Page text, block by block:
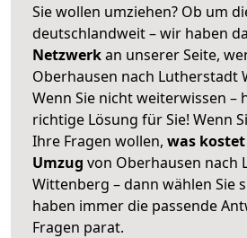
Sie wollen umziehen? Ob um
deutschlandweit – wir haben
Netzwerkan unserer Seite,
Oberhausen nach Lutherstadt
Wenn Sie nicht weiterwissen –
richtige Lösung für Sie! Wenn
Ihre Fragen wollen, was
Umzug von Oberhausen nach
Wittenberg – dann wählen Sie
haben immer die passende
Fragen parat.